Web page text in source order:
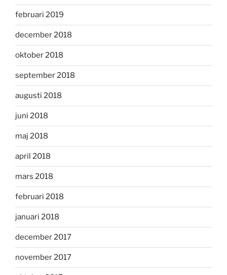
februari 2019
december 2018
oktober 2018
september 2018
augusti 2018
juni 2018
maj 2018
april 2018
mars 2018
februari 2018
januari 2018
december 2017
november 2017